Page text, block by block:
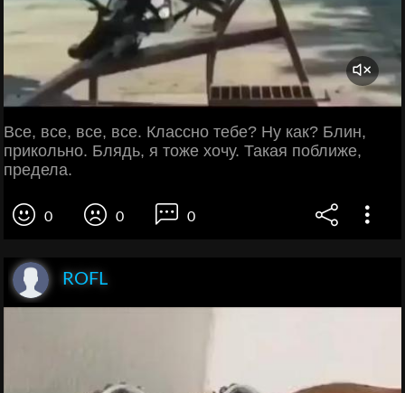
Все, все, все, все. Классно тебе? Ну как? Блин,
прикольно. Блядь, я тоже хочу. Такая поближе,
предела.
0 0 0
ROFL